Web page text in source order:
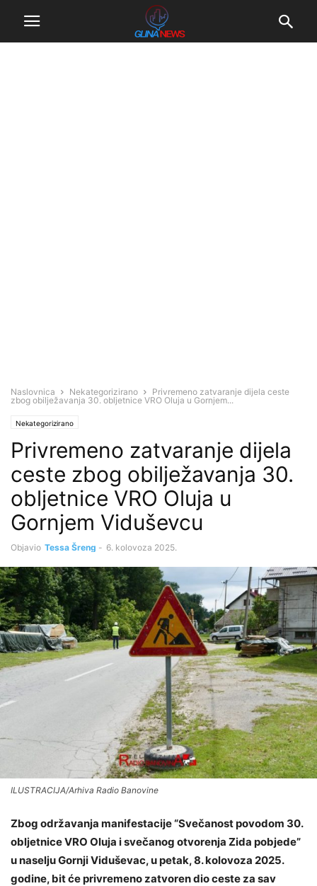
Naslovnica Nekategorizirano
Privremeno zatvaranje dijela ceste
zbog obilježavanja 30. obljetnice VRO Oluja u Gornjem...
Nekategorizirano
Privremeno zatvaranje dijela
ceste zbog obilježavanja 30.
obljetnice VRO Oluja u
Gornjem Viduševcu
Objavio Tessa Šreng - 6. kolovoza 2025.
ILUSTRACIJA/Arhiva Radio Banovine
Zbog održavanja manifestacije “Svečanost povodom 30.
obljetnice VRO Oluja i svečanog otvorenja Zida pobjede”
u naselju Gornji Viduševac, u petak, 8. kolovoza 2025.
godine, bit će privremeno zatvoren dio ceste za sav